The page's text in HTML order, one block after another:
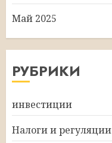
Май 2025
РУБРИКИ
инвестиции
Налоги и регуляции